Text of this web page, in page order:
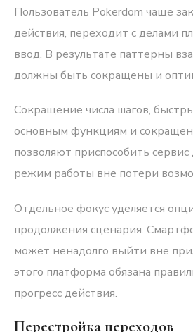
Пользователь Pokerdom чаще
действия, переходит с делами
ввод. В результате паттерны
должны быть сокращены и
Сокращение числа шагов,
основным функциям и
позволяют приспособить
режим работы вне потери
Отдельное фокус уделяется
продолжения сценария.
может ненадолго выйти вне
этого платформа обязана
прогресс действия.
Перестройка переходов